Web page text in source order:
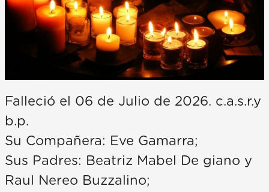
Falleció el 06 de Julio de 2026. c.a.s.r.y
b.p.
Su Compañera: Eve Gamarra;
Sus Padres: Beatriz Mabel De giano y
Raul Nereo Buzzalino;